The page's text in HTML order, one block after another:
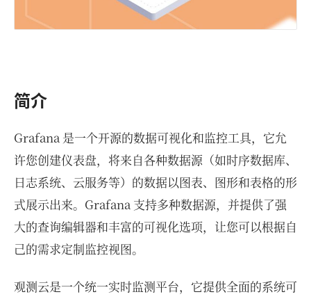
简介
Grafana 是一个开源的数据可视化和监控工具，它允
许您创建仪表盘，将来自各种数据源（如时序数据库、
日志系统、云服务等）的数据以图表、图形和表格的形
式展示出来。Grafana 支持多种数据源，并提供了强
大的查询编辑器和丰富的可视化选项，让您可以根据自
己的需求定制监控视图。
观测云是一个统一实时监测平台，它提供全面的系统可